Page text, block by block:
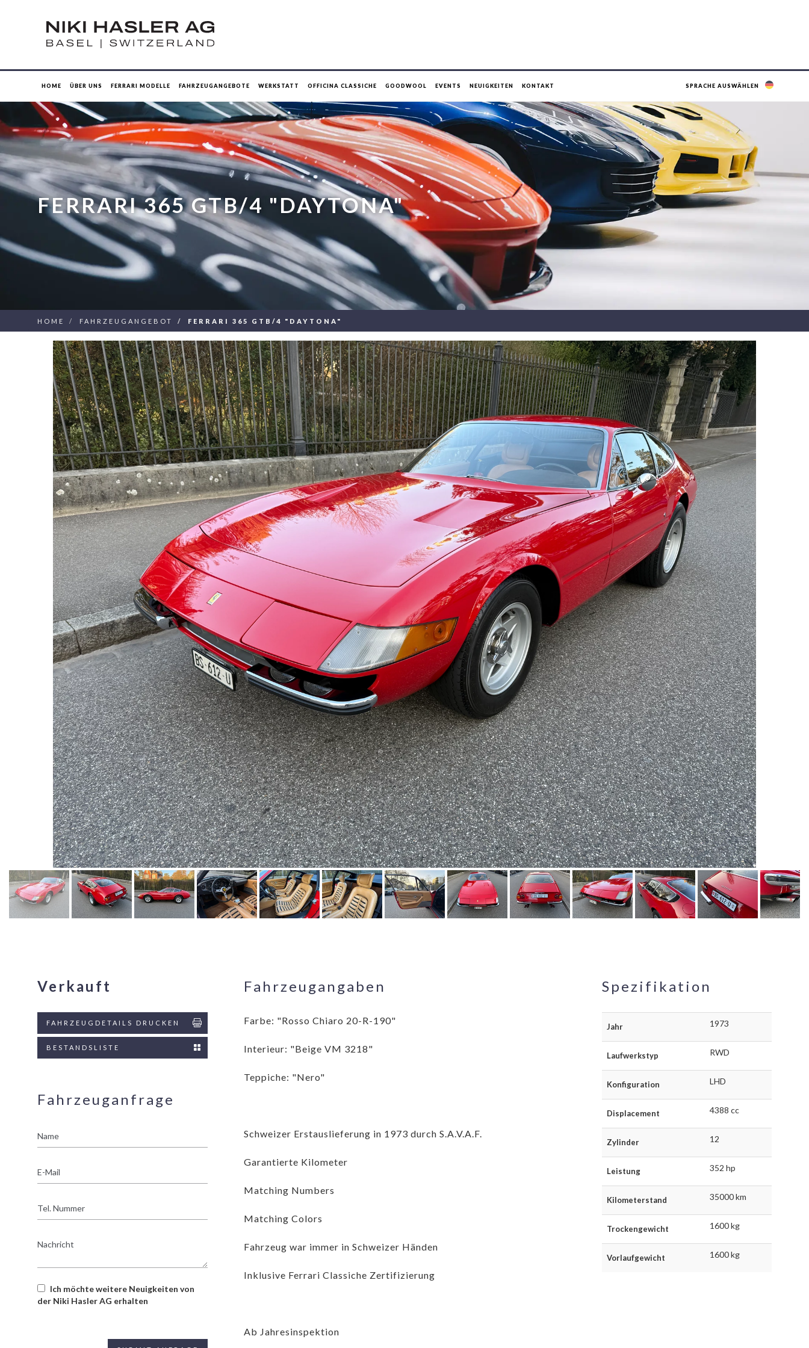
HOME ÜBER UNS FERRARI MODELLE FAHRZEUGANGEBOTE WERKSTATT OFFICINA CLASSICHE GOODWOOL EVENTS NEUIGKEITEN KONTAKT SPRACHE AUSWÄHLEN
FERRARI 365 GTB/4 "DAYTONA"
HOME FAHRZEUGANGEBOT FERRARI 365 GTB/4 "DAYTONA"
Verkauft
FAHRZEUGDETAILS DRUCKEN
BESTANDSLISTE
Fahrzeuganfrage
Mail
Nummer
Ich möchte weitere Neuigkeiten von
der Niki Hasler AG erhalten
Fahrzeugangaben
Farbe: "Rosso Chiaro 20-R-190"
Interieur: "Beige VM 3218"
Teppiche: "Nero"
Schweizer Erstauslieferung in 1973 durch S.A.V.A.F.
Garantierte Kilometer
Matching Numbers
Matching Colors
Fahrzeug war immer in Schweizer Händen
Inklusive Ferrari Classiche Zertifizierung
Ab Jahresinspektion
Spezifikation
Jahr 1973
Laufwerkstyp RWD
Konfiguration LHD
Displacement 4388 cc
Zylinder 12
Leistung 352 hp
Kilometerstand 35000 km
Trockengewicht 1600 kg
Vorlaufgewicht 1600 kg